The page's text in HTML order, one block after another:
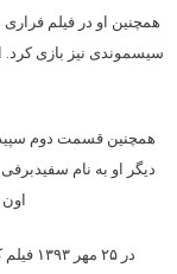
همچنین او در فیلم
دیگر او به نام
اون
در ۲۵